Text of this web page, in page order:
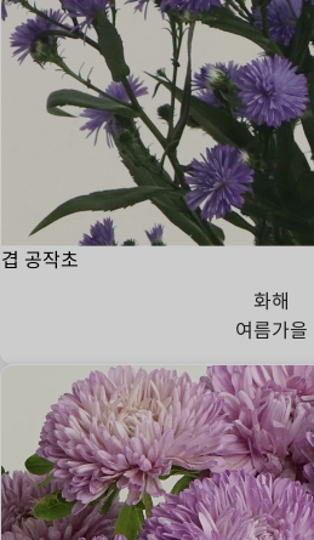
겹 공작초
화해
여름가을